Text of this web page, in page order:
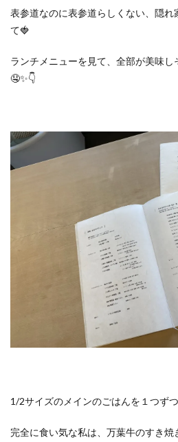
表参道なのに表参道らしくない、隠れ
て🍓
ランチメニューを見て、全部が美味
🤤✨👇
1/2サイズのメインのごはんを１つず
完全に食い気な私は、万葉牛のすき